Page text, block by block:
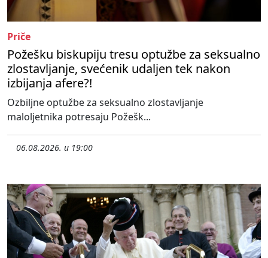
Priče
Požešku biskupiju tresu optužbe za seksualno
zlostavljanje, svećenik udaljen tek nakon
izbijanja afere?!
Ozbiljne optužbe za seksualno zlostavljanje
maloljetnika potresaju Požešk...
06.08.2026. u 19:00